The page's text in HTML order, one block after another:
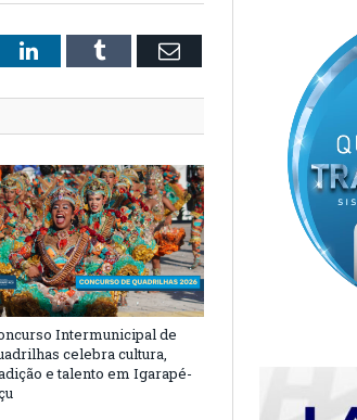
LinkedInTumblr Email
Intermunicipal de
celebra cultura,
e talento em Igarapé-